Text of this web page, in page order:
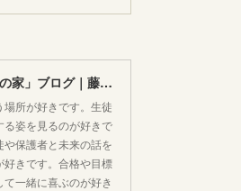
「第二の家」ブログ｜藤沢市の個別指導塾のお話
場所が好きです。生徒
る姿を見るのが好きで
や保護者と未来の話を
好きです。合格や目標
て一緒に喜ぶのが好き